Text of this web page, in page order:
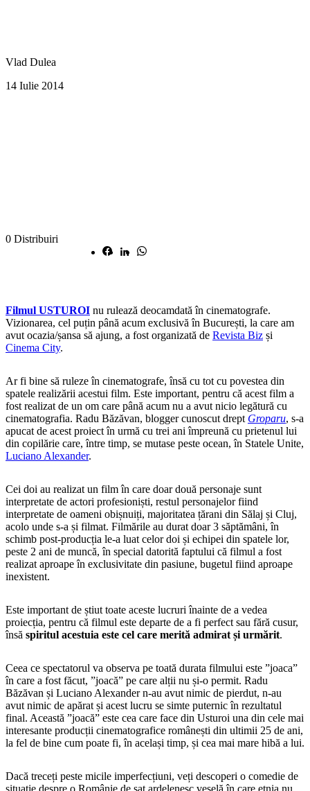
Vlad Dulea
14 Iulie 2014
0 Distribuiri
Filmul USTUROI nu rulează deocamdată în cinematografe.
Vizionarea, cel puțin până acum exclusivă în București, la care am
avut ocazia/șansa să ajung, a fost organizată de Revista Biz și
Cinema City.
Ar fi bine să ruleze în cinematografe, însă cu tot cu povestea din
spatele realizării acestui film. Este important, pentru că acest film a
fost realizat de un om care până acum nu a avut nicio legătură cu
cinematografia. Radu Băzăvan, blogger cunoscut drept Groparu, s-a
apucat de acest proiect în urmă cu trei ani împreună cu prietenul lui
din copilărie care, între timp, se mutase peste ocean, în Statele Unite,
Luciano Alexander.
Cei doi au realizat un film în care doar două personaje sunt
interpretate de actori profesioniști, restul personajelor fiind
interpretate de oameni obișnuiți, majoritatea țărani din Sălaj și Cluj,
acolo unde s-a și filmat. Filmările au durat doar 3 săptămâni, în
schimb post-producția le-a luat celor doi și echipei din spatele lor,
peste 2 ani de muncă, în special datorită faptului că filmul a fost
realizat aproape în exclusivitate din pasiune, bugetul fiind aproape
inexistent.
Este important de știut toate aceste lucruri înainte de a vedea
proiecția, pentru că filmul este departe de a fi perfect sau fără cusur,
însă spiritul acestuia este cel care merită admirat și urmărit.
Ceea ce spectatorul va observa pe toată durata filmului este ”joaca”
în care a fost făcut, ”joacă” pe care alții nu și-o permit. Radu
Băzăvan și Luciano Alexander n-au avut nimic de pierdut, n-au
avut nimic de apărat și acest lucru se simte puternic în rezultatul
final. Această ”joacă” este cea care face din Usturoi una din cele mai
interesante producții cinematografice românești din ultimii 25 de ani,
la fel de bine cum poate fi, în același timp, și cea mai mare hibă a lui.
Dacă treceți peste micile imperfecțiuni, veți descoperi o comedie de
situație despre o Românie de sat ardelenesc veselă în care etnia nu